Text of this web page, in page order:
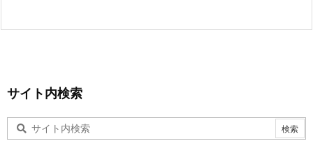
サイト内検索